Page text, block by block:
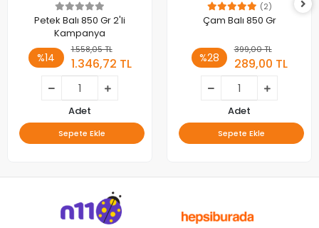
Petek Balı 850 Gr 2'li
Kampanya
%14
1.558,05 TL
1.346,72 TL
Adet
Sepete Ekle
(2)
Çam Balı 850 Gr
%28
399,00 TL
289,00 TL
Adet
Sepete Ekle